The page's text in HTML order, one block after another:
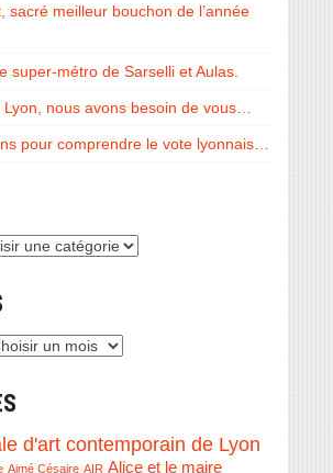
sacré meilleur bouchon de l’année
super-métro de Sarselli et Aulas.
Lyon, nous avons besoin de vous…
pour comprendre le vote lyonnais…
d'art contemporain de Lyon
Aimé Césaire AIR Alice et le maire